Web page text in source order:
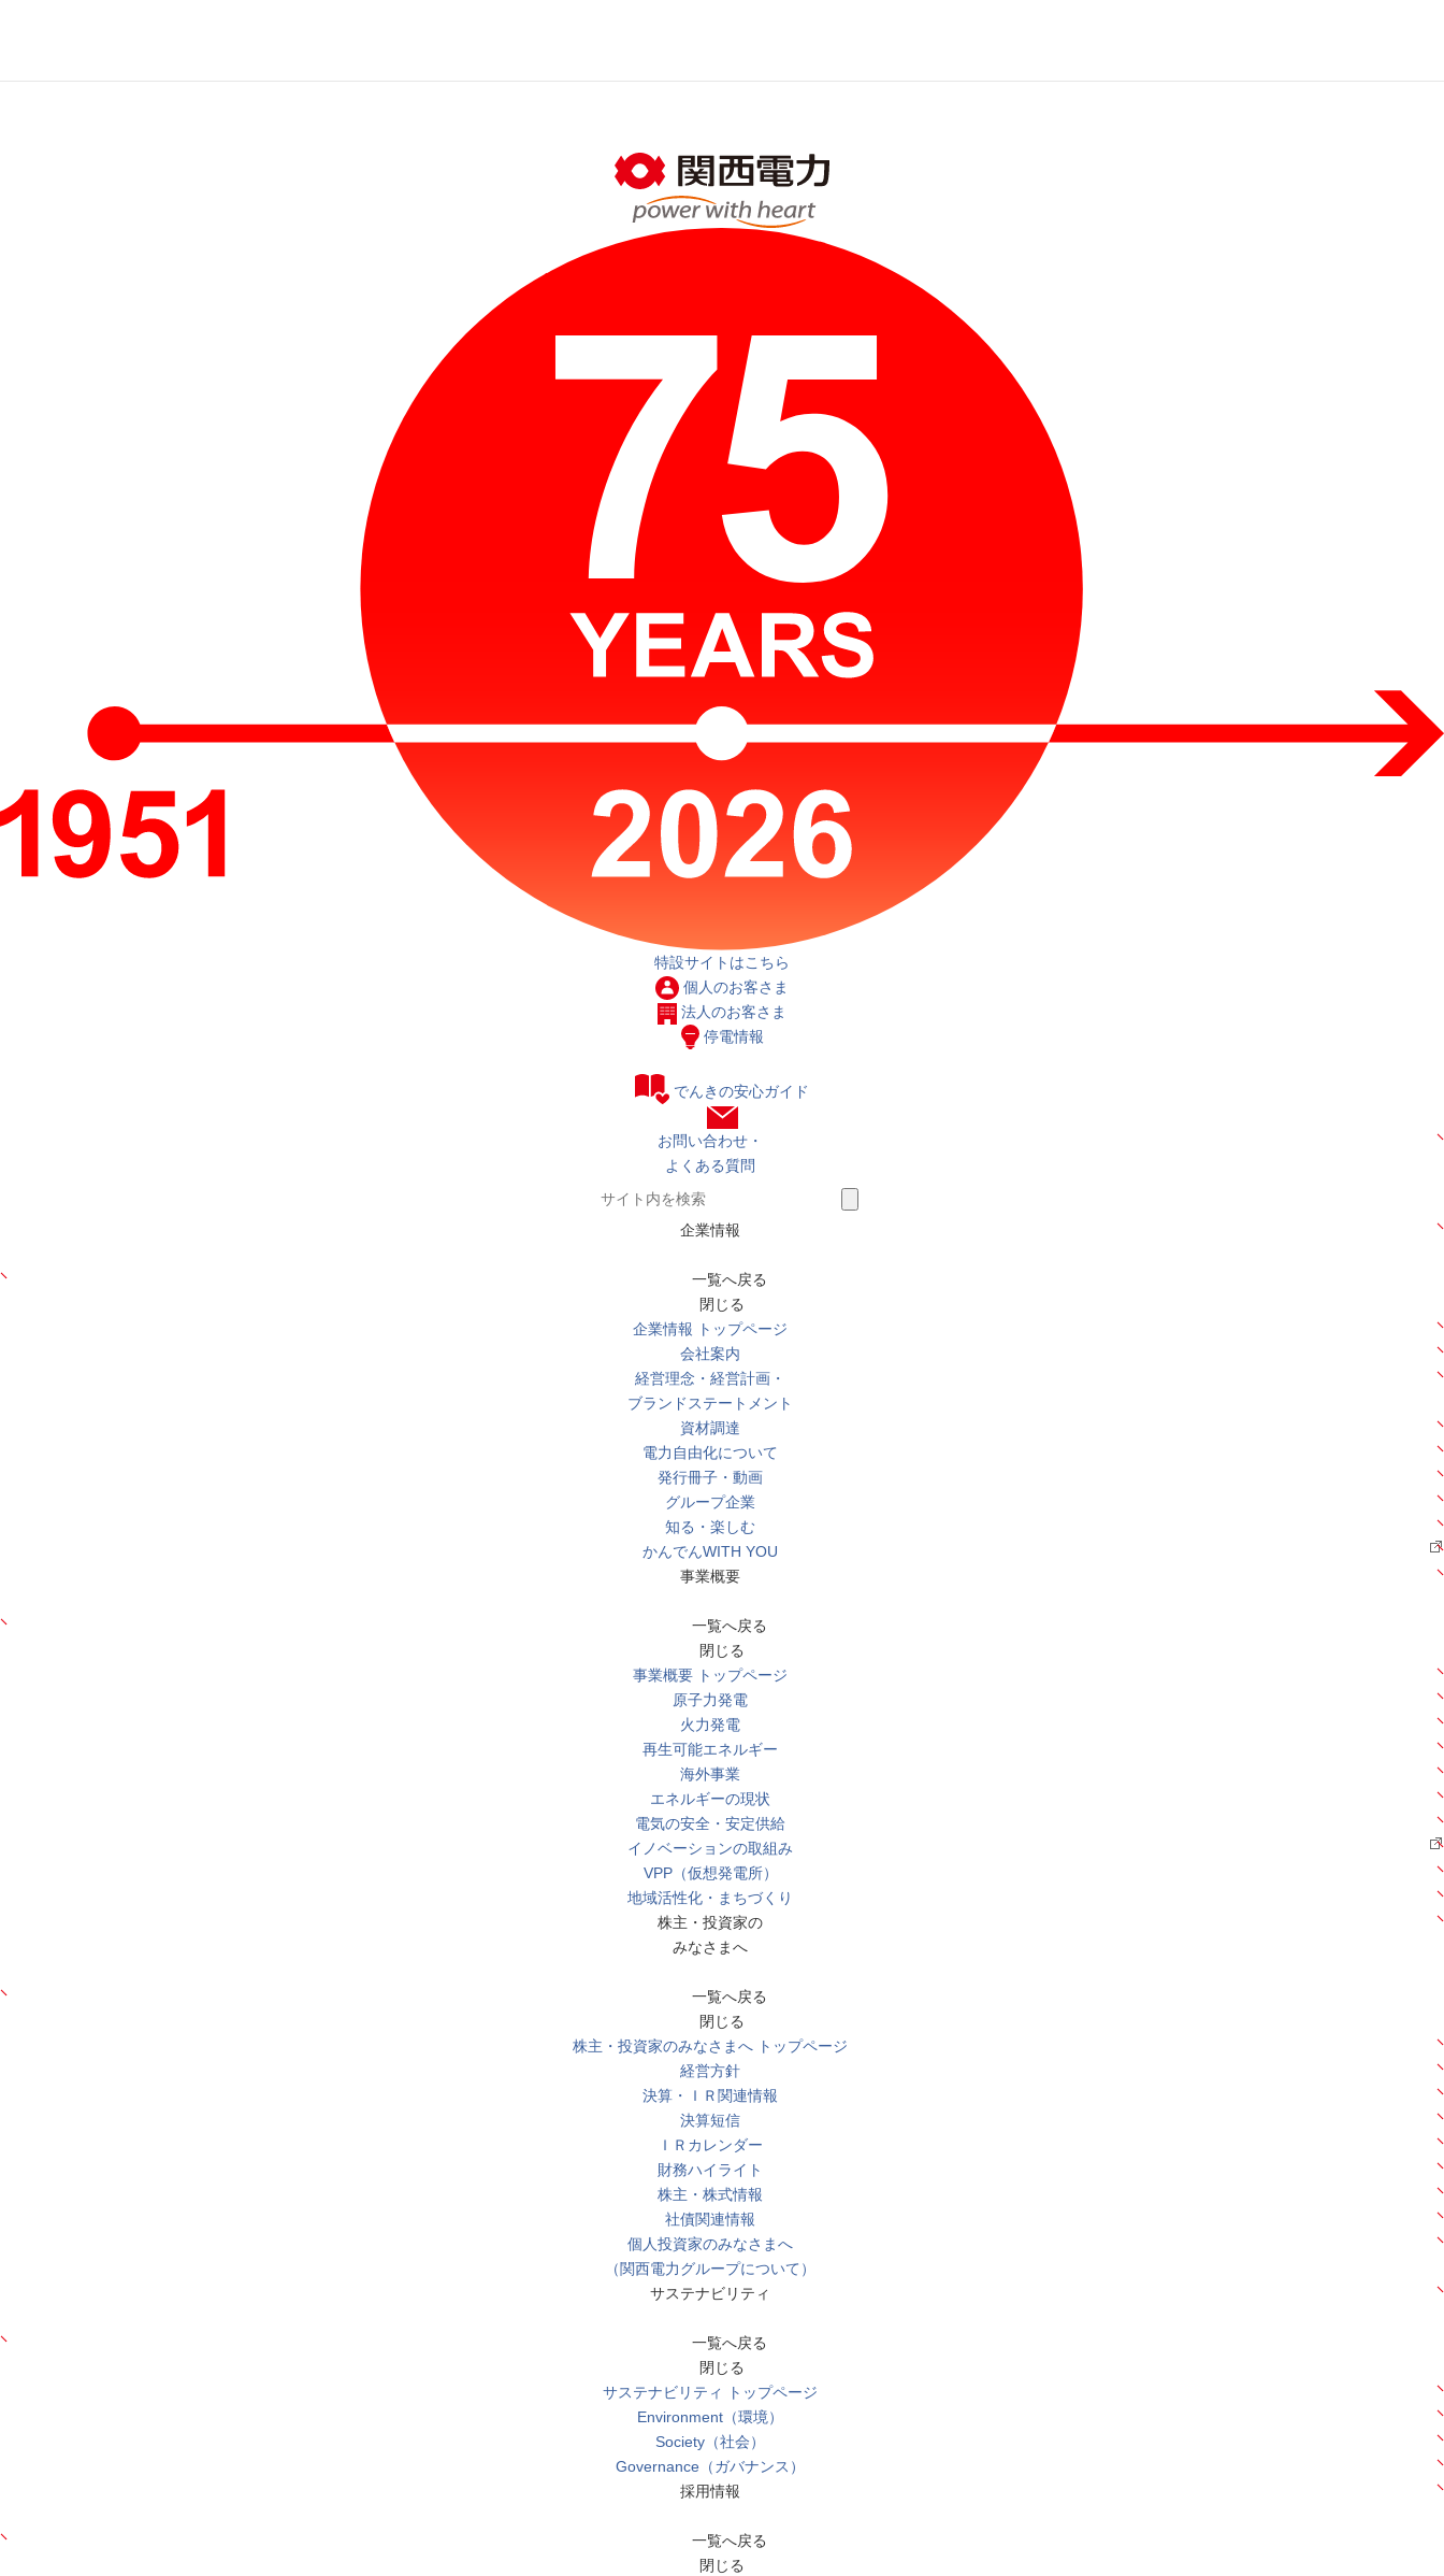
特設サイトはこちら
個人のお客さま
法人のお客さま
停電情報
でんきの安心ガイド
お問い合わせ・
よくある質問
企業情報
一覧へ戻る
閉じる
企業情報 トップページ
会社案内
経営理念・経営計画・
ブランドステートメント
資材調達
電力自由化について
発行冊子・動画
グループ企業
知る・楽しむ
かんでんWITH YOU
事業概要
一覧へ戻る
閉じる
事業概要 トップページ
原子力発電
火力発電
再生可能エネルギー
海外事業
エネルギーの現状
電気の安全・安定供給
イノベーションの取組み
VPP（仮想発電所）
地域活性化・まちづくり
株主・投資家の
みなさまへ
一覧へ戻る
閉じる
株主・投資家のみなさまへ トップページ
経営方針
決算・ＩＲ関連情報
決算短信
ＩＲカレンダー
財務ハイライト
株主・株式情報
社債関連情報
個人投資家のみなさまへ
（関西電力グループについて）
サステナビリティ
一覧へ戻る
閉じる
サステナビリティ トップページ
Environment（環境）
Society（社会）
Governance（ガバナンス）
採用情報
一覧へ戻る
閉じる